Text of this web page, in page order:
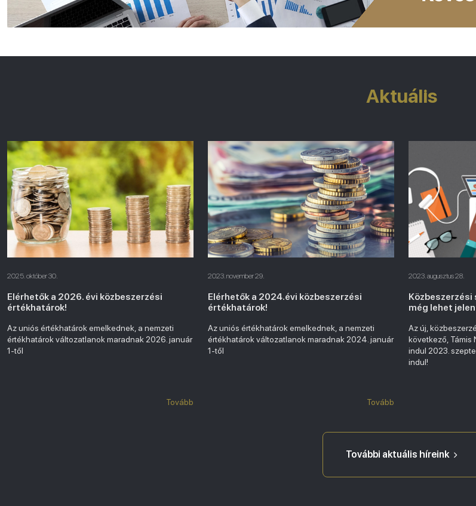
Aktuális
2025. október 30.
Elérhetők a 2026. évi közbeszerzési
értékhatárok!
Az uniós értékhatárok emelkednek, a nemzeti
értékhatárok változatlanok maradnak 2026. január
1-től
Tovább
2023. november 29.
Elérhetők a 2024.évi közbeszerzési
értékhatárok!
Az uniós értékhatárok emelkednek, a nemzeti
értékhatárok változatlanok maradnak 2024. január
1-től
Tovább
2023. augusztus 28.
Közbeszerzési
még lehet
Az új,
következő, Támis
indul 2023.
indul!
További aktuális híreink